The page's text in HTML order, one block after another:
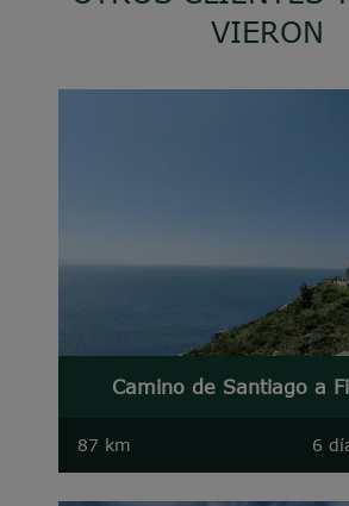
VIERON
Camino de Santiago a
87 km 6